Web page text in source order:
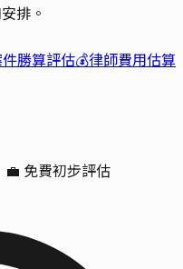
排。
勝算評估💰律師費用估算
免費初步評估